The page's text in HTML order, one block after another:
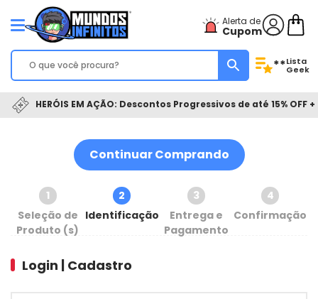
Alerta de
Cupom
**Lista
Geek
HERÓIS EM AÇÃO: Descontos Progressivos de até 15% OFF
Continuar Comprando
1
Seleção de
Produto (s)
2
Identificação
3
Entrega e
Pagamento
4
Confirmação
Login | Cadastro